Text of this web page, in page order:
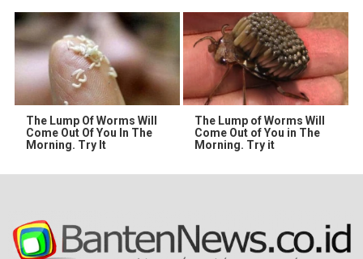
The Lump Of Worms Will
Come Out Of You In The
Morning. Try It
The Lump of Worms Will
Come Out of You in The
Morning. Try it